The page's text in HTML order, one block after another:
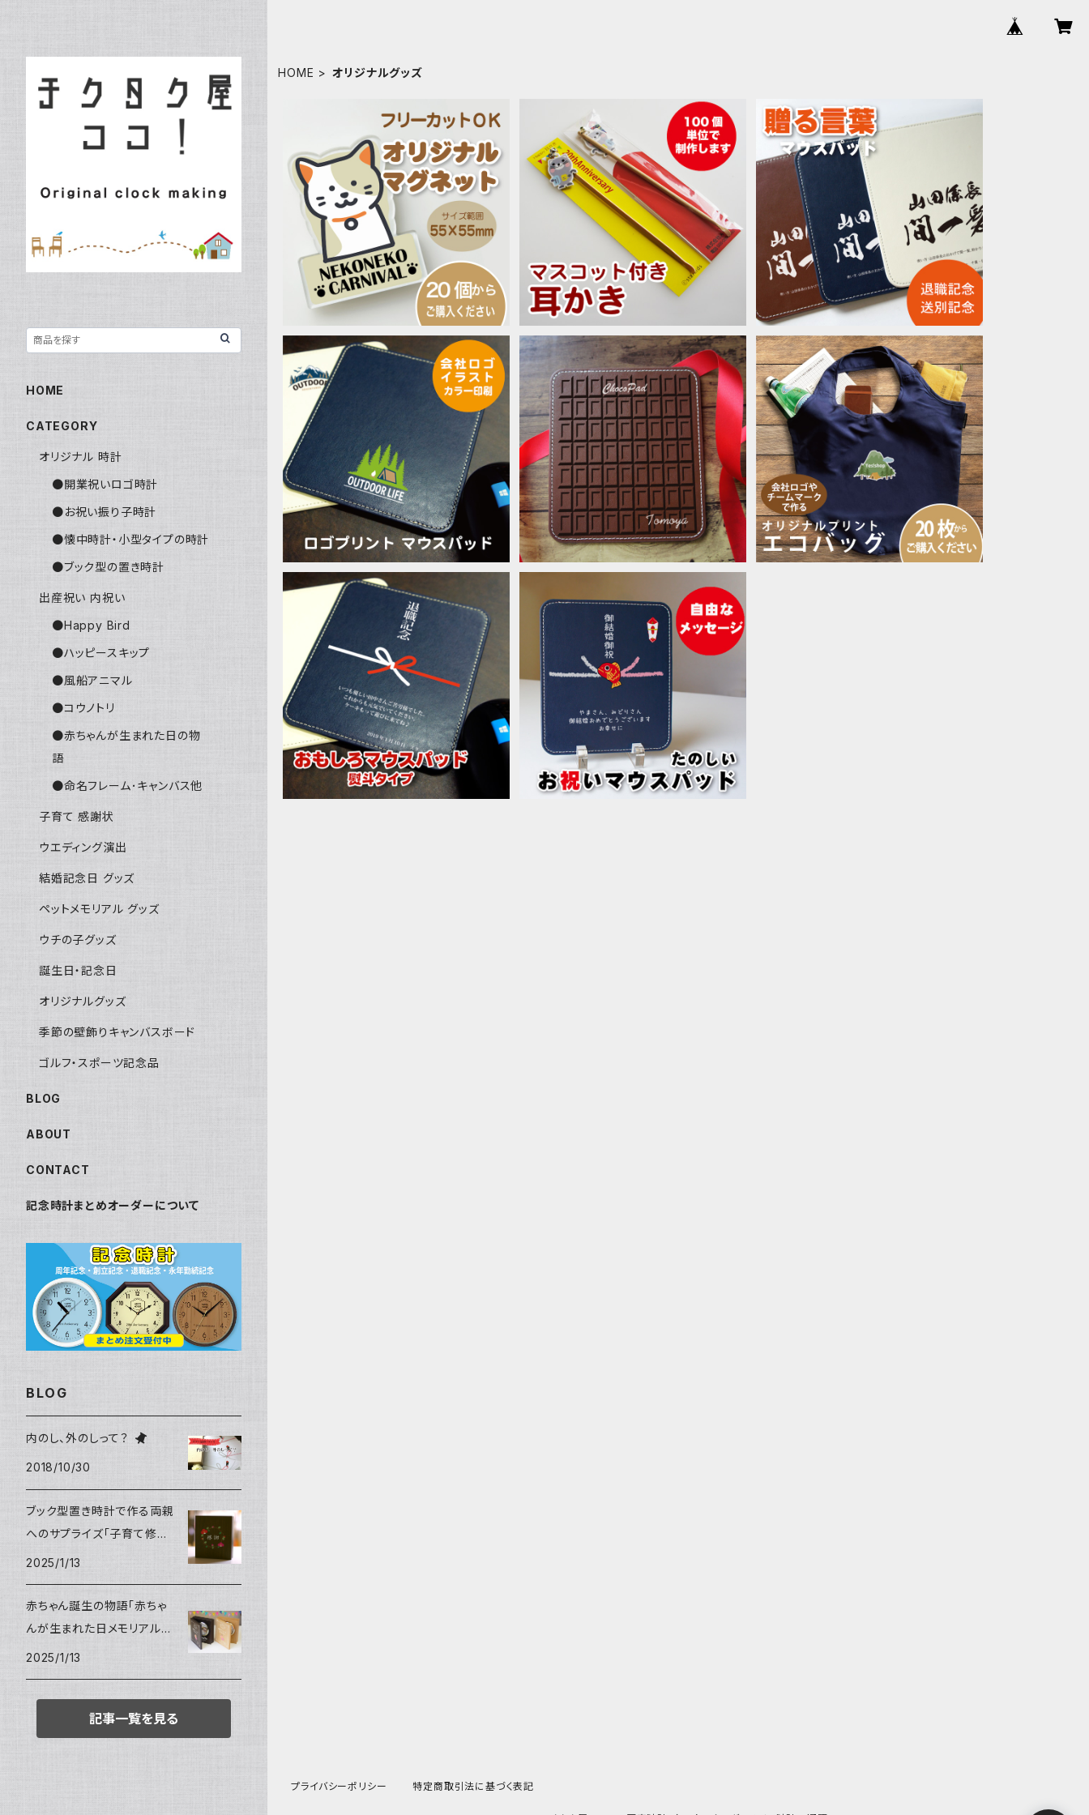
HOME オリジナルグッズ
マグネット フリーカット ロゴ・チーム
マークでオリジナル 20個以上ご購
入ください
¥990
オリジナル 耳かき マスコット付き 100
本 台紙付き ロゴ キャラクター 記念品
販促品 オリジナルグッズ
¥44,000
マウスパッド「贈る言葉」 オリジナル 印
刷 名入れ 光学マウスOK 餞別 御祝い
記念品に
¥3,300
ロゴ・キャラクターで作る ロゴマウ
スパッド / オリジナル印刷 会社ロ
ゴ ノベルティ ギフト 記念品
¥4,400
おいしそうな マウスパッド 「チョコレ
ート」 バレンタイン 餞別 記念品
¥3,300
20枚以上専用 「エコバッグ オリジナ
ルプリント」 ロゴ 名入れ 印刷
¥2,970
マウスパッド 熨斗タイプ オリジナル
印刷 名入れ 光学マウスOK 餞別 御祝
い 記念品に
¥3,300
お祝い マウスパッド カスタムメイド オ
リジナル 名入れマウスパット
HOME
CATEGORY
オリジナル 時計
●開業祝いロゴ時計
●お祝い振り子時計
●懐中時計・小型タイプの時計
●ブック型の置き時計
出産祝い 内祝い
●Happy Bird
●ハッピースキップ
●風船アニマル
●コウノトリ
●赤ちゃんが生まれた日の物
語
●命名フレーム･キャンバス他
子育て 感謝状
ウエディング演出
結婚記念日 グッズ
ペットメモリアル グッズ
ウチの子グッズ
誕生日・記念日
オリジナルグッズ
季節の壁飾りキャンバスボード
ゴルフ・スポーツ記念品
BLOG
ABOUT
CONTACT
記念時計まとめオーダーについて
BLOG
内のし、外のしって？
2018/10/30
ブック型置き時計で作る両親
へのサプライズ「子育て修了
証」
2025/1/13
赤ちゃん誕生の物語「赤ちゃ
んが生まれた日メモリアルク
ロック」
2025/1/13
記事一覧を見る
プライバシーポリシー 特定商取引法に基づく表記